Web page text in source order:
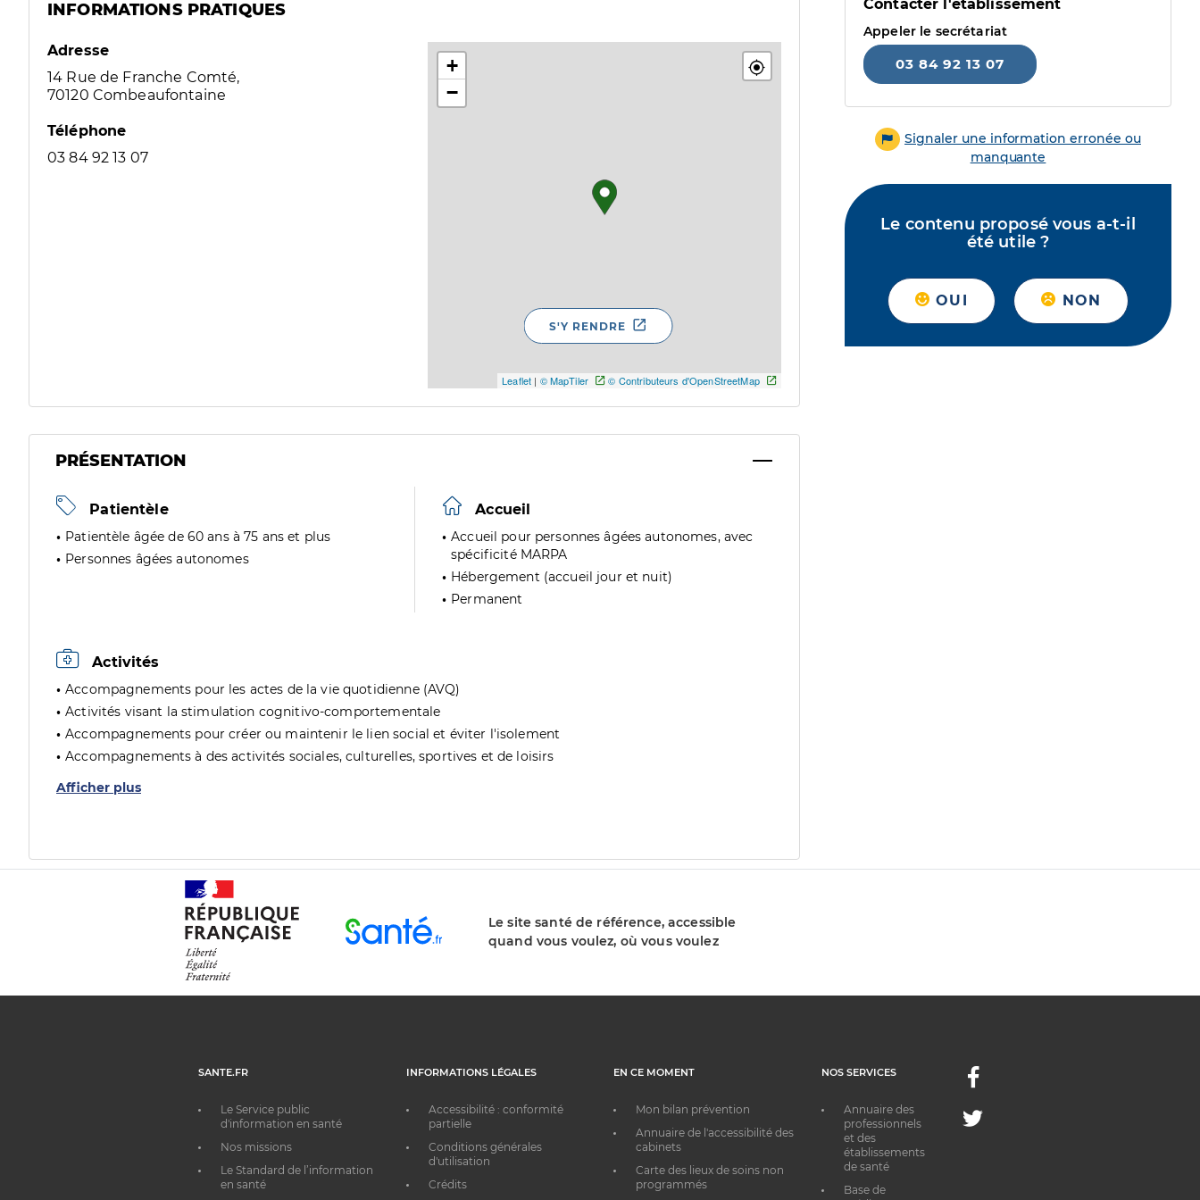
INFORMATIONS PRATIQUES
Adresse
14 Rue de Franche Comté,
70120 Combeaufontaine
Téléphone
03 84 92 13 07
+
−
Leaflet | © MapTiler © Contributeurs d'OpenStreetMap
S'Y RENDRE
PRÉSENTATION
Patientèle
Patientèle âgée de 60 ans à 75 ans et plus
Personnes âgées autonomes
Accueil
Accueil pour personnes âgées autonomes, avec
spécificité MARPA
Hébergement (accueil jour et nuit)
Permanent
Activités
Accompagnements pour les actes de la vie quotidienne (AVQ)
Activités visant la stimulation cognitivo-comportementale
Accompagnements pour créer ou maintenir le lien social et éviter l'isolement
Accompagnements à des activités sociales, culturelles, sportives et de loisirs
Afficher plus
Contacter l'établissement
Appeler le secrétariat
03 84 92 13 07
Signaler une information erronée ou
manquante
Le contenu proposé vous a-t-il
été utile ?
OUI NON
Le site santé de référence, accessible
quand vous voulez, où vous voulez
SANTE.FR
Le Service public
d'information en santé
Nos missions
Le Standard de l’information
en santé
INFORMATIONS LÉGALES
Accessibilité : conformité
partielle
Conditions générales
d'utilisation
Crédits
EN CE MOMENT
Mon bilan prévention
Annuaire de l'accessibilité des
cabinets
Carte des lieux de soins non
programmés
NOS SERVICES
Annuaire des
professionnels
et des
établissements
de santé
Base de
Facebook
Twitter